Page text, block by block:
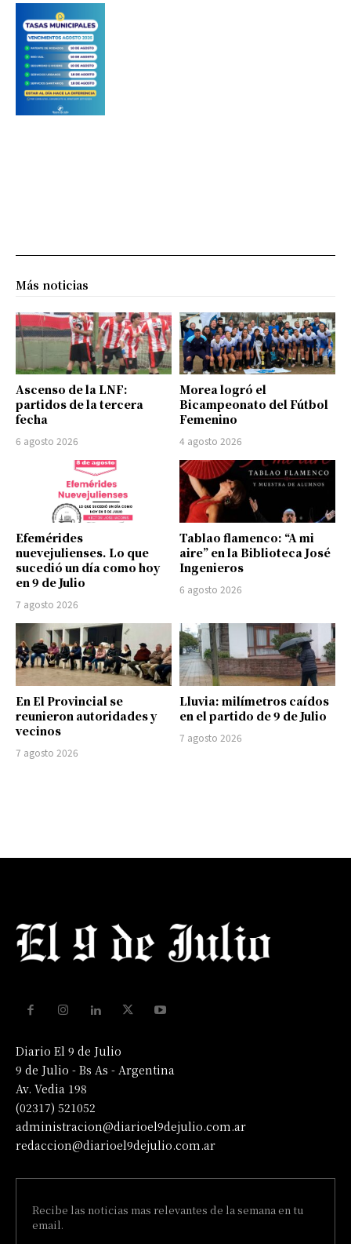
Más noticias
Ascenso de la LNF:
partidos de la tercera
fecha
6 agosto 2026
Morea logró el
Bicampeonato del Fútbol
Femenino
4 agosto 2026
Efemérides
nuevejulienses. Lo que
sucedió un día como hoy
en 9 de Julio
7 agosto 2026
Tablao flamenco: “A mi
aire” en la Biblioteca José
Ingenieros
6 agosto 2026
En El Provincial se
reunieron autoridades y
vecinos
7 agosto 2026
Lluvia: milímetros caídos
en el partido de 9 de Julio
7 agosto 2026
Diario El 9 de Julio
9 de Julio - Bs As - Argentina
Av. Vedia 198
(02317) 521052
administracion@diarioel9dejulio.com.ar
redaccion@diarioel9dejulio.com.ar
Recibe las noticias mas relevantes de la semana en tu
email.